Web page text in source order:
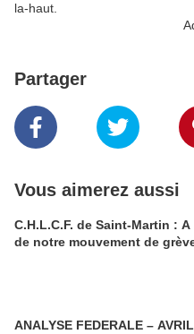
la-haut.
Partager
Vous aimerez aussi
C.H.L.C.F. de Saint-Martin :
de notre mouvement de
ANALYSE FEDERALE –